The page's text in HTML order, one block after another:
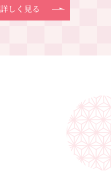
詳しく見る